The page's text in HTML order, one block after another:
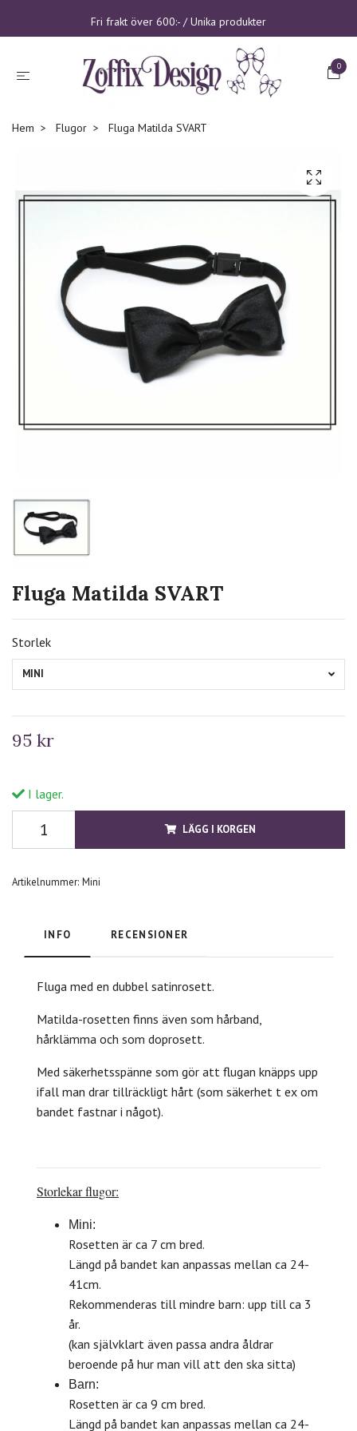
Fri frakt över 600:- / Unika produkter
0
Hem Flugor Fluga Matilda SVART
Fluga Matilda SVART
Storlek
MINI
95 kr
I lager.
LÄGG I KORGEN
Artikelnummer: Mini
INFO RECENSIONER
Fluga med en dubbel satinrosett.
Matilda-rosetten finns även som hårband,
hårklämma och som doprosett.
Med säkerhetsspänne som gör att flugan knäpps upp
ifall man drar tillräckligt hårt (som säkerhet t ex om
bandet fastnar i något).
Storlekar flugor:
Mini:
Rosetten är ca 7 cm bred.
Längd på bandet kan anpassas mellan ca 24-
41cm.
Rekommenderas till mindre barn: upp till ca 3
år.
(kan självklart även passa andra åldrar
beroende på hur man vill att den ska sitta)
Barn:
Rosetten är ca 9 cm bred.
Längd på bandet kan anpassas mellan ca 24-